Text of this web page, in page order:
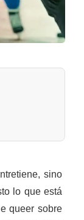
sino
lo que está
queer sobre